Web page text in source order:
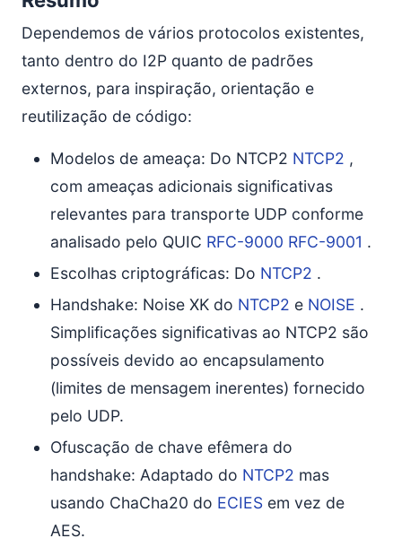
Dependemos de vários protocolos existentes,
tanto dentro do I2P quanto de padrões
externos, para inspiração, orientação e
reutilização de código:
Modelos de ameaça: Do NTCP2 NTCP2 ,
com ameaças adicionais significativas
relevantes para transporte UDP conforme
analisado pelo QUIC RFC-9000 RFC-9001 .
Escolhas criptográficas: Do NTCP2 .
Handshake: Noise XK do NTCP2 e NOISE .
Simplificações significativas ao NTCP2 são
possíveis devido ao encapsulamento
(limites de mensagem inerentes) fornecido
pelo UDP.
Ofuscação de chave efêmera do
handshake: Adaptado do NTCP2 mas
usando ChaCha20 do ECIES em vez de
AES.